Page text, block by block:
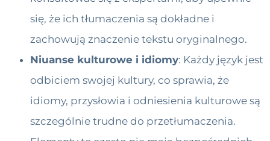
się, że ich tłumaczenia są dokładne i
zachowują znaczenie tekstu oryginalnego.
Niuanse kulturowe i idiomy: Każdy język jest
odbiciem swojej kultury, co sprawia, że ​​
idiomy, przysłowia i odniesienia kulturowe są
szczególnie trudne do przetłumaczenia.